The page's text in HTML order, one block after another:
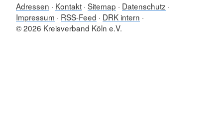
Adressen Kontakt Sitemap
Datenschutz
Impressum
RSS-Feed
DRK intern
© 2026 Kreisverband Köln e.V.